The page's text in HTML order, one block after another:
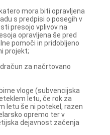
mora biti opravljena
s predpisi o posegih v
presojo vplivov na
opravljena še pred
pomoči in pridobljeno
projekt;
za načrtovano
vloge (subvencijska
letu, če rok za
letu še ni potekel, razen
opremo ter v
dejavnost začenja